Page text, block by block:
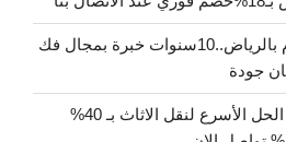
نجار فك وتركيب غرف نوم بالرياض..10سنوات خبرة بمجال فك
دينات نقل عفش بالرياض الحل الأسرع لنقل الاثاث بـ 40%